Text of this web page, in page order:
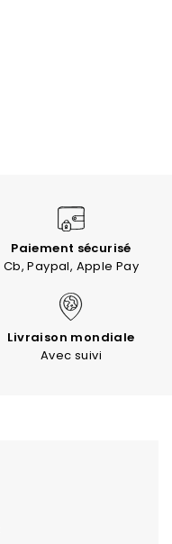
Paiement sécurisé
Cb, Paypal, Apple Pay
Livraison mondiale
Avec suivi